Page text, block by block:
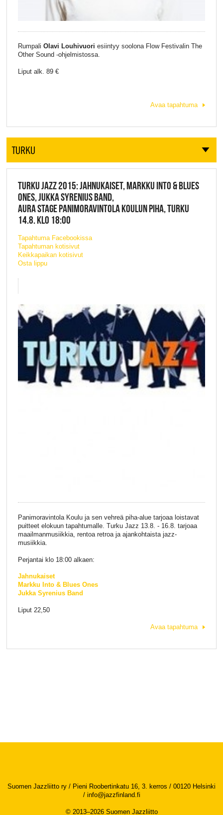
Rumpali Olavi Louhivuori esiintyy soolona Flow Festivalin The
Other Sound -ohjelmistossa.
Liput alk. 89 €
Avaa tapahtuma
TURKU
TURKU JAZZ 2015: JAHNUKAISET, MARKKU INTO & BLUES
ONES, JUKKA SYRENIUS BAND,
AURA STAGE PANIMORAVINTOLA KOULUN PIHA, TURKU
14.8. KLO 18:00
Tapahtuma Facebookissa
Tapahtuman kotisivut
Keikkapaikan kotisivut
Osta lippu
Panimoravintola Koulu ja sen vehreä piha-alue tarjoaa loistavat
puitteet elokuun tapahtumalle. Turku Jazz 13.8. - 16.8. tarjoaa
maailmanmusiikkia, rentoa retroa ja ajankohtaista jazz-
musiikkia.
Perjantai klo 18:00 alkaen:
Jahnukaiset
Markku Into & Blues Ones
Jukka Syrenius Band
Liput 22,50
Avaa tapahtuma
Suomen Jazzliitto ry / Pieni Roobertinkatu 16, 3. kerros / 00120 Helsinki
/ info@jazzfinland.fi
© 2013–2026 Suomen Jazzliitto